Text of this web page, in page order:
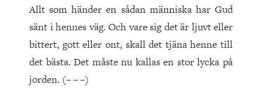
Allt som händer en sådan människa har Gud
sänt i hennes väg. Och vare sig det är ljuvt eller
bittert, gott eller ont, skall det tjäna henne till
det bästa. Det måste nu kallas en stor lycka på
jorden. (– – –)